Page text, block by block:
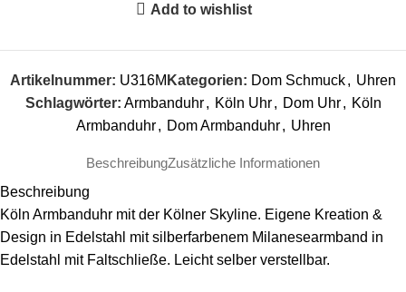
Add to wishlist
Artikelnummer: U316M Kategorien: Dom Schmuck, Uhren
Schlagwörter: Armbanduhr , Köln Uhr , Dom Uhr , Köln
Armbanduhr , Dom Armbanduhr , Uhren
BeschreibungZusätzliche Informationen
Beschreibung
Köln Armbanduhr mit der Kölner Skyline. Eigene Kreation &
Design in Edelstahl mit silberfarbenem Milanesearmband in
Edelstahl mit Faltschließe. Leicht selber verstellbar.